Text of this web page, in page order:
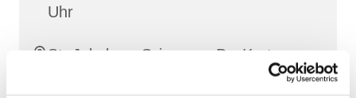
Uhr
St. Jakobus, Grimmen, Dr.-Kurt-
Fischer-Straße 1, 18507 Grimmen